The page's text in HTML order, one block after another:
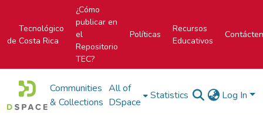
Tecnológico
de Costa Rica
¿Cómo
publicar en
el
Repositorio
TEC?
Políticas
Recursos
Educativos
Communities
& Collections
All of
DSpace
Statistics Log In